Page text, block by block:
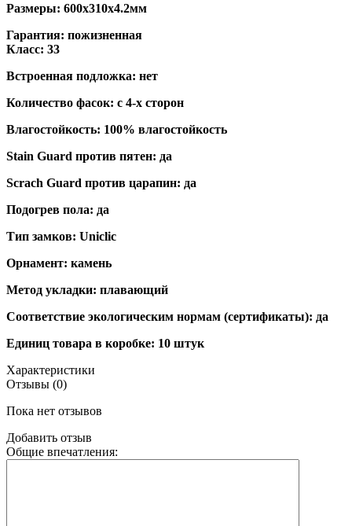
Размеры: 600х310х4.2мм
Гарантия: пожизненная
Класс: 33
Встроенная подложка: нет
Количество фасок: с 4-х сторон
Влагостойкость: 100% влагостойкость
Stain Guard против пятен: да
Scrach Guard против царапин: да
Подогрев пола: да
Тип замков: Uniclic
Орнамент: камень
Метод укладки: плавающий
Соответствие экологическим нормам (сертификаты): да
Единиц товара в коробке: 10 штук
Характеристики
Отзывы (0)
Пока нет отзывов
Добавить отзыв
Общие впечатления: